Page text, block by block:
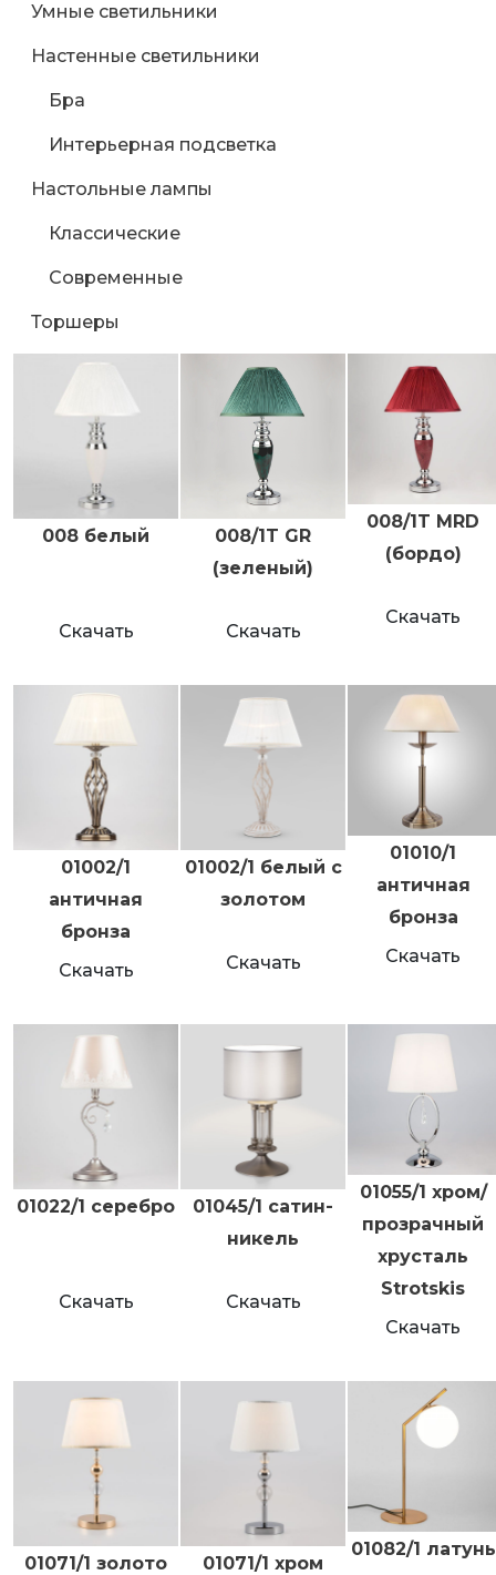
Умные светильники
Настенные светильники
Бра
Интерьерная подсветка
Настольные лампы
Классические
Современные
Торшеры
008 белый
Скачать
008/1T GR
(зеленый)
Скачать
008/1T MRD
(бордо)
Скачать
01002/1
античная
бронза
Скачать
01002/1 белый с
золотом
Скачать
01010/1
античная
бронза
Скачать
01022/1 серебро
Скачать
01045/1 сатин-
никель
Скачать
01055/1 хром/
прозрачный
хрусталь
Strotskis
Скачать
01071/1 золото 01071/1 хром
01082/1 латунь